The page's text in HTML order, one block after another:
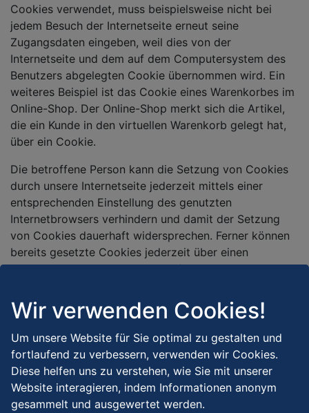
Cookies verwendet, muss beispielsweise nicht bei
jedem Besuch der Internetseite erneut seine
Zugangsdaten eingeben, weil dies von der
Internetseite und dem auf dem Computersystem des
Benutzers abgelegten Cookie übernommen wird. Ein
weiteres Beispiel ist das Cookie eines Warenkorbes im
Online-Shop. Der Online-Shop merkt sich die Artikel,
die ein Kunde in den virtuellen Warenkorb gelegt hat,
über ein Cookie.
Die betroffene Person kann die Setzung von Cookies
durch unsere Internetseite jederzeit mittels einer
entsprechenden Einstellung des genutzten
Internetbrowsers verhindern und damit der Setzung
von Cookies dauerhaft widersprechen. Ferner können
bereits gesetzte Cookies jederzeit über einen
Internetbrowser oder andere Softwareprogramme
Internetbrowsern möglich. Deaktiviert die betroffene
Person die Setzung von Cookies in dem genutzten
Internetbrowser, sind unter Umständen nicht alle
Funktionen unserer Internetseite vollumfänglich
nutzbar.
Wir verwenden Cookies!
Um unsere Website für Sie optimal zu gestalten und
fortlaufend zu verbessern, verwenden wir Cookies.
Diese helfen uns zu verstehen, wie Sie mit unserer
Website interagieren, indem Informationen anonym
gesammelt und ausgewertet werden.